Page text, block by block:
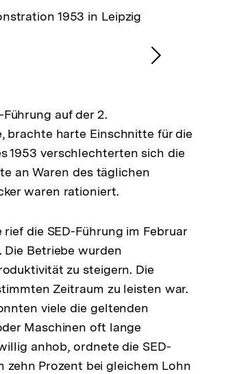
1953 in Leipzig
Nächsten
Inhalt
zum Inhalt
Führung auf der 2.
brachte harte Einschnitte für die
1953 verschlechterten sich die
an Waren des täglichen
waren rationiert.
die SED-Führung im Februar
Die Betriebe wurden
zu steigern. Die
Zeitraum zu leisten war.
viele die geltenden
Maschinen oft lange
anhob, ordnete die SED-
zehn Prozent bei gleichem Lohn